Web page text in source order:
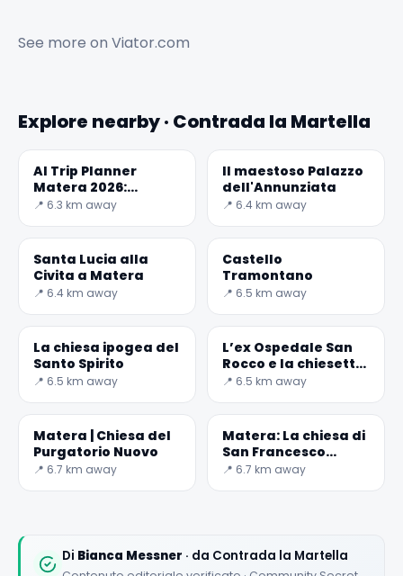
See more on Viator.com
Explore nearby · Contrada la Martella
AI Trip Planner
Matera 2026:
Rivoluziona il Tuo
📍 6.3 km away
Il maestoso Palazzo
dell'Annunziata
📍 6.4 km away
Santa Lucia alla
Civita a Matera
📍 6.4 km away
Castello
Tramontano
📍 6.5 km away
La chiesa ipogea del
Santo Spirito
📍 6.5 km away
L’ex Ospedale San
Rocco e la chiesetta
del Cristo Flagellato
📍 6.5 km away
Matera | Chiesa del
Purgatorio Nuovo
📍 6.7 km away
Matera: La chiesa di
San Francesco
D'Assisi
📍 6.7 km away
Di Bianca Messner · da Contrada la Martella